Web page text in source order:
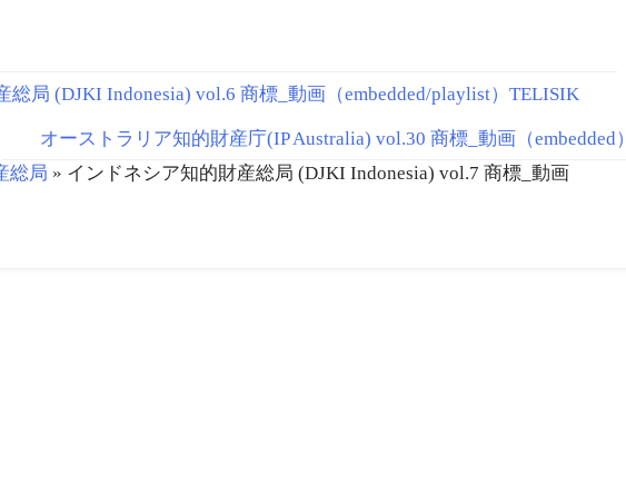
総局 (DJKI Indonesia) vol.6 商標_動画（embedded/playlist）TELISIK
オーストラリア知的財産庁(IP Australia) vol.30 商標_動画（embedded）
総局 » インドネシア知的財産総局 (DJKI Indonesia) vol.7 商標_動画